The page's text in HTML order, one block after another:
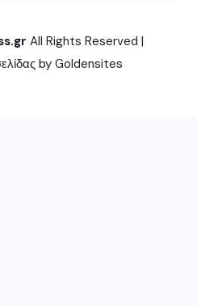
All Rights Reserved |
by Goldensites